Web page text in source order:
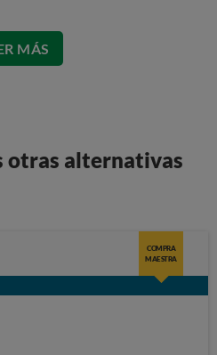
MÁS
otras alternativas
COMPRA
MAESTRA